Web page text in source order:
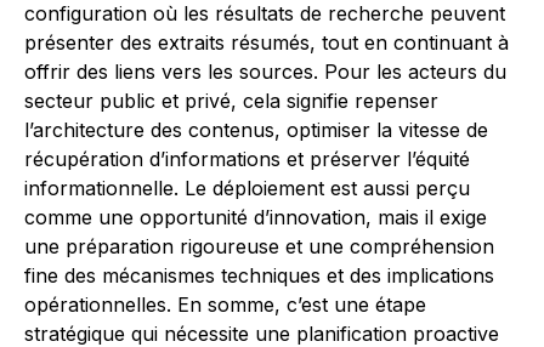
configuration où les résultats de recherche peuvent
présenter des extraits résumés, tout en continuant à
offrir des liens vers les sources. Pour les acteurs du
secteur public et privé, cela signifie repenser
l’architecture des contenus, optimiser la vitesse de
récupération d’informations et préserver l’équité
informationnelle. Le déploiement est aussi perçu
comme une opportunité d’innovation, mais il exige
une préparation rigoureuse et une compréhension
fine des mécanismes techniques et des implications
opérationnelles. En somme, c’est une étape
stratégique qui nécessite une planification proactive